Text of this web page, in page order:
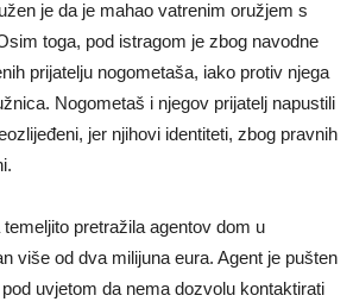
je da je mahao vatrenim oružjem s
toga, pod istragom je zbog navodne
prijatelju nogometaša, iako protiv njega
Nogometaš i njegov prijatelj napustili
jer njihovi identiteti, zbog pravnih
pretražila agentov dom u
više od dva milijuna eura. Agent je pušten
uvjetom da nema dozvolu kontaktirati